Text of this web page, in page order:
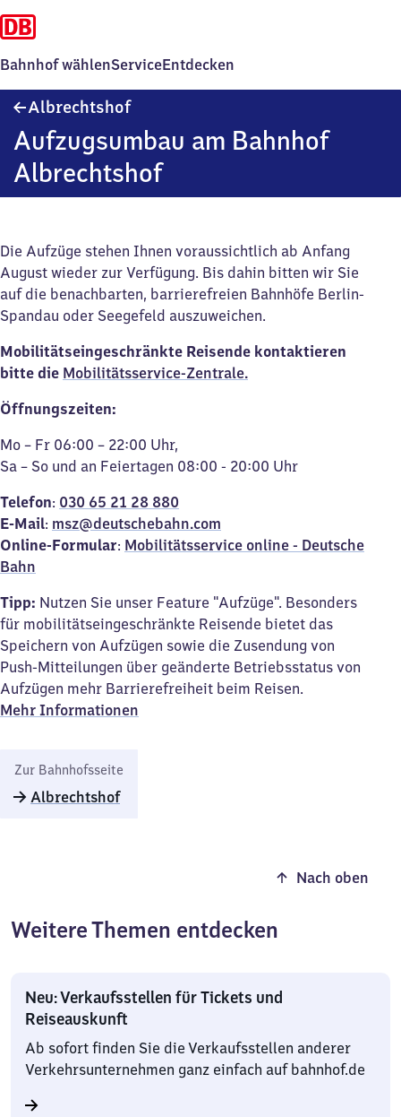
Bahnhof wählenServiceEntdecken
AlbrechtshofAlbrechtshof
Aufzugsumbau am Bahnhof
Albrechtshof
Die Aufzüge stehen Ihnen voraussichtlich ab Anfang
August wieder zur Verfügung. Bis dahin bitten wir Sie
auf die benachbarten, barrierefreien Bahnhöfe Berlin-
Spandau oder Seegefeld auszuweichen.
Mobilitätseingeschränkte Reisende kontaktieren
bitte die Mobilitätsservice-Zentrale.
Öffnungszeiten:
Mo – Fr 06:00 – 22:00 Uhr,
Sa – So und an Feiertagen 08:00 - 20:00 Uhr
Telefon: 030 65 21 28 880
E-Mail: msz@deutschebahn.com
Online-Formular: Mobilitätsservice online - Deutsche
Bahn
Tipp: Nutzen Sie unser Feature "Aufzüge". Besonders
für mobilitätseingeschränkte Reisende bietet das
Speichern von Aufzügen sowie die Zusendung von
Push-Mitteilungen über geänderte Betriebsstatus von
Aufzügen mehr Barrierefreiheit beim Reisen.
Mehr Informationen
Zur Bahnhofsseite
Albrechtshof
Nach oben
Weitere Themen entdecken
Neu: Verkaufsstellen für Tickets und
Reiseauskunft
Ab sofort finden Sie die Verkaufsstellen anderer
Verkehrsunternehmen ganz einfach auf bahnhof.de